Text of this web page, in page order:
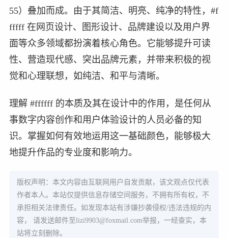
55）叠加而成。由于其简洁、明亮、纯净的特性，#f
fffff 在网页设计、图形设计、品牌建设以及用户界
面等众多领域都扮演着核心角色。它能够提升可读
性、营造现代感、突出品牌元素，并带来积极的视
觉和心理联想，如纯洁、和平与清晰。
理解 #ffffff 的本质及其在设计中的作用，是任何从
事数字内容创作和用户体验设计的人员必备的知
识。掌握如何有效地运用这一基础颜色，能够极大
地提升作品的专业度和影响力。
版权声明：本文内容由互联网用户自发贡献，该文观点仅代表
作者本人。本站仅提供信息存储空间服务，不拥有所有权，不
承担相关法律责任。如发现本站有涉嫌抄袭侵权/违法违规的内
容， 请发送邮件至lizi9903@foxmail.com举报，一经查实，本
站将立刻删除。